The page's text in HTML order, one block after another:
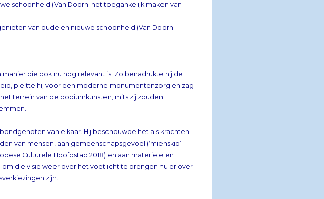
schoonheid (Van Doorn: het toegankelijk maken van
van oude en nieuwe schoonheid (Van Doorn:
die ook nu nog relevant is. Zo benadrukte hij de
pleitte hij voor een moderne monumentenzorg en zag
het terrein van de podiumkunsten, mits zij zouden
van elkaar. Hij beschouwde het als krachten
van mensen, aan gemeenschapsgevoel (‘mienskip’
Culturele Hoofdstad 2018) en aan materiele en
die visie weer over het voetlicht te brengen nu er over
zijn.